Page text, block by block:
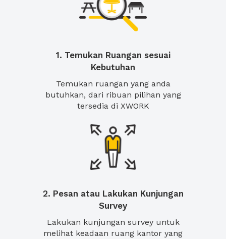
1. Temukan Ruangan sesuai
Kebutuhan
Temukan ruangan yang anda
butuhkan, dari ribuan pilihan yang
tersedia di XWORK
2. Pesan atau Lakukan Kunjungan
Survey
Lakukan kunjungan survey untuk
melihat keadaan ruang kantor yang